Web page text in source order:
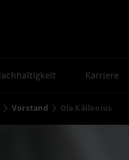
Karriere
Vorstand Ola Källenius